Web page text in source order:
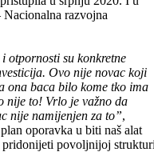
razvojna
otpornosti su konkretne
Ovo nije novac koji
ona baca bilo kome tko ima
nije to! Vrlo je važno da
nije namijenjen za to”,
oporavka u biti naš alat
pridonijeti povoljnijoj